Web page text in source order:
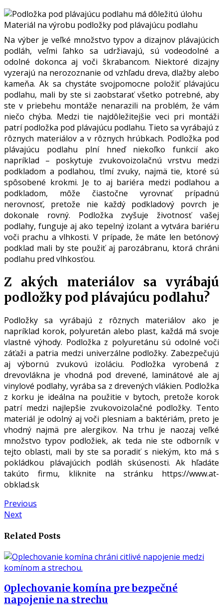
Materiál na výrobu podložky pod plávajúcu podlahu
Na výber je veľké množstvo typov a dizajnov plávajúcich
podláh, veľmi ľahko sa udržiavajú, sú vodeodolné a
odolné dokonca aj voči škrabancom. Niektoré dizajny
vyzerajú na nerozoznanie od vzhľadu dreva, dlažby alebo
kameňa. Ak sa chystáte svojpomocne položiť plávajúcu
podlahu, mali by ste si zaobstarať všetko potrebné, aby
ste v priebehu montáže nenarazili na problém, že vám
niečo chýba. Medzi tie najdôležitejšie veci pri montáži
patrí podložka pod plávajúcu podlahu. Tieto sa vyrábajú z
rôznych materiálov a v rôznych hrúbkach. Podložka pod
plávajúcu podlahu plní hneď niekoľko funkcií ako
napríklad – poskytuje zvukovoizolačnú vrstvu medzi
podkladom a podlahou, tlmí zvuky, najmä tie, ktoré sú
spôsobené krokmi. Je to aj bariéra medzi podlahou a
podkladom, môže čiastočne vyrovnať prípadnú
nerovnosť, pretože nie každý podkladový povrch je
dokonale rovný. Podložka zvyšuje životnosť vašej
podlahy, funguje aj ako tepelný izolant a vytvára bariéru
voči prachu a vlhkosti. V prípade, že máte len betónový
podklad mali by ste použiť aj parozábranu, ktorá chráni
podlahu pred vlhkosťou.
Z akých materiálov sa vyrábajú
podložky pod plávajúcu podlahu?
Podložky sa vyrábajú z rôznych materiálov ako je
napríklad korok, polyuretán alebo plast, každá má svoje
vlastné výhody. Podložka z polyuretánu sú odolné voči
záťaži a patria medzi univerzálne podložky. Zabezpečujú
aj výbornú zvukovú izoláciu. Podložka vyrobená z
drevovlákna je vhodná pod drevené, laminátové ale aj
vinylové podlahy, vyrába sa z drevených vlákien. Podložka
z korku je ideálna na použitie v bytoch, pretože korok
patrí medzi najlepšie zvukovoizolačné podložky. Tento
materiál je odolný aj voči plesniam a baktériám, preto je
vhodný najmä pre alergikov. Na trhu je naozaj veľké
množstvo typov podložiek, ak teda nie ste odborník v
tejto oblasti, mali by ste sa poradiť s niekým, kto má s
pokládkou plávajúcich podláh skúsenosti. Ak hľadáte
takúto firmu, kliknite na stránku
https://www.at-
obklad.sk
Navigácia
v
článku
Previous
NextNext
Related Posts
Oplechovanie komína pre bezpečné
napojenie na strechu